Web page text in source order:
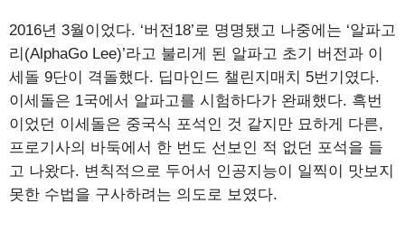
2016년 3월이었다. ‘버전18’로 명명됐고 나중에는 ‘알파고
리(AlphaGo Lee)’라고 불리게 된 알파고 초기 버전과 이
세돌 9단이 격돌했다. 딥마인드 챌린지매치 5번기였다.
이세돌은 1국에서 알파고를 시험하다가 완패했다. 흑번
이었던 이세돌은 중국식 포석인 것 같지만 묘하게 다른,
프로기사의 바둑에서 한 번도 선보인 적 없던 포석을 들
고 나왔다. 변칙적으로 두어서 인공지능이 일찍이 맛보지
못한 수법을 구사하려는 의도로 보였다.